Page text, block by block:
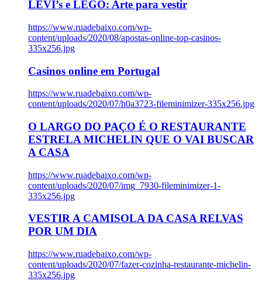
LEVI’s e LEGO: Arte para vestir
https://www.ruadebaixo.com/wp-
content/uploads/2020/08/apostas-online-top-casinos-
335x256.jpg
Casinos online em Portugal
https://www.ruadebaixo.com/wp-
content/uploads/2020/07/h0a3723-fileminimizer-335x256.jpg
O LARGO DO PAÇO É O RESTAURANTE
ESTRELA MICHELIN QUE O VAI BUSCAR
A CASA
https://www.ruadebaixo.com/wp-
content/uploads/2020/07/img_7930-fileminimizer-1-
335x256.jpg
VESTIR A CAMISOLA DA CASA RELVAS
POR UM DIA
https://www.ruadebaixo.com/wp-
content/uploads/2020/07/fazer-cozinha-restaurante-michelin-
335x256.jpg